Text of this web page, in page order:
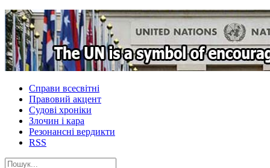
Справи всесвітні
Правовий акцент
Судові хроніки
Злочин і кара
Резонансні вердикти
RSS